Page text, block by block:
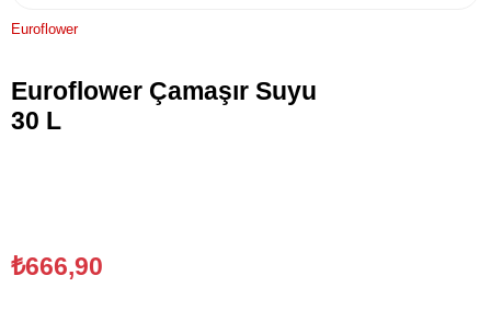
Euroflower
Euroflower Çamaşır Suyu
30 L
₺666,90